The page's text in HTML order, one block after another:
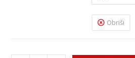
Obriši